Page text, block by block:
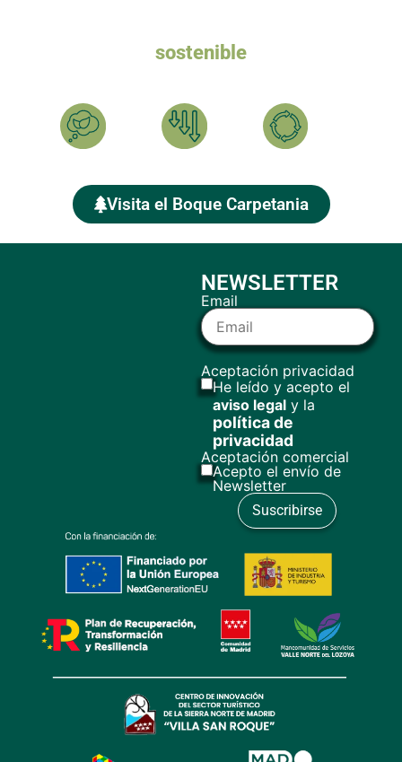
sostenible
Visita el Boque Carpetania
NEWSLETTER
Email
Aceptación privacidad
He leído y acepto el
aviso legal y la
política de
privacidad
Aceptación comercial
Acepto el envío de
Newsletter